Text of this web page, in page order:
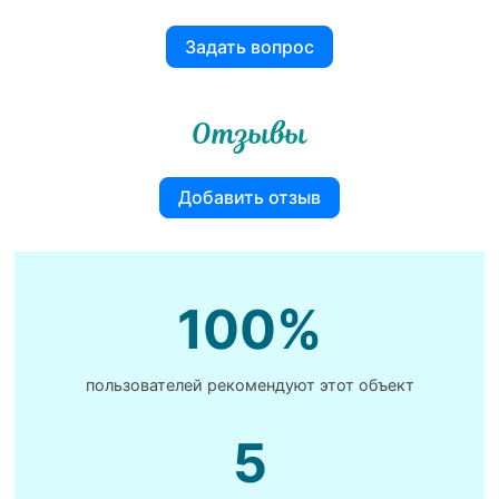
Задать вопрос
Отзывы
Добавить отзыв
100%
пользователей рекомендуют этот объект
5